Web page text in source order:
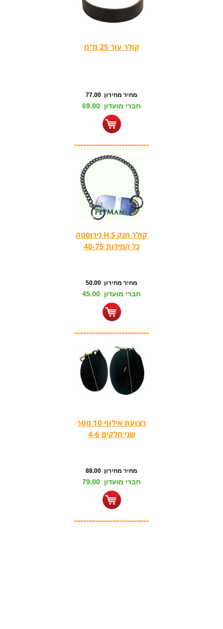
קולר עור 25 מ"מ
מחיר מחירון 77.00
חברי מועדון 69.00
-------------------------
קולר חנק H.S נירוסטה
כל המידות 40-75
מחיר מחירון 50.00
חברי מועדון 45.00
-------------------------
רצועת אילוף 10 מטר
שני חלקים 4-6
מחיר מחירון 88.00
חברי מועדון 79.00
-------------------------